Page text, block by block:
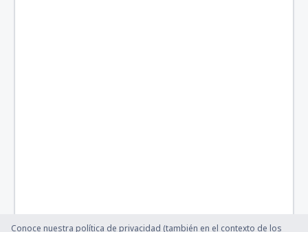
Conoce nuestra política de privacidad (también en el contexto de los